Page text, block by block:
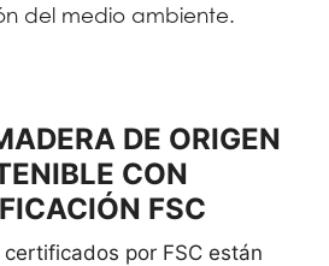
del medio ambiente.
DE ORIGEN
CON
FSC
por FSC están